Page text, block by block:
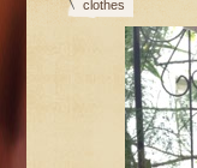
clothes